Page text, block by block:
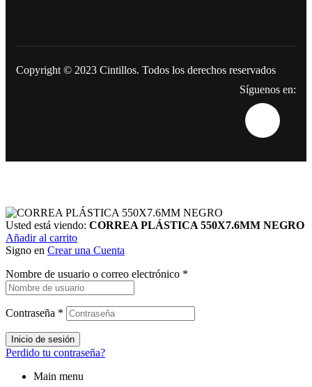
Copyright © 2023 Cintillos. Todos los derechos reservados
Síguenos en:
Usted está viendo: CORREA PLÁSTICA 550X7.6MM NEGRO
Añadir al carrito
Signo en Crear una Cuenta
Nombre de usuario o correo electrónico *
Contraseña *
Inicio de sesión
Perdido tu contraseña?
Main menu